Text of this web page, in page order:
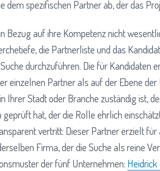
dem spezifischen Partner ab, der das
Bezug auf ihre Kompetenz nicht
die Partnerliste und das
durchzuführen. Die für Kandidaten
einzelnen Partner als auf der Ebene
Ihrer Stadt oder Branche zuständig ist,
hat, der die Rolle ehrlich
vertritt: Dieser Partner erzielt
Firma, der die Suche als reine
der fünf Unternehmen: